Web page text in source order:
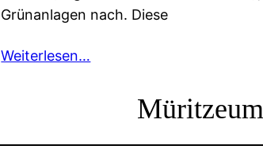
Grünanlagen nach. Diese
Weiterlesen…